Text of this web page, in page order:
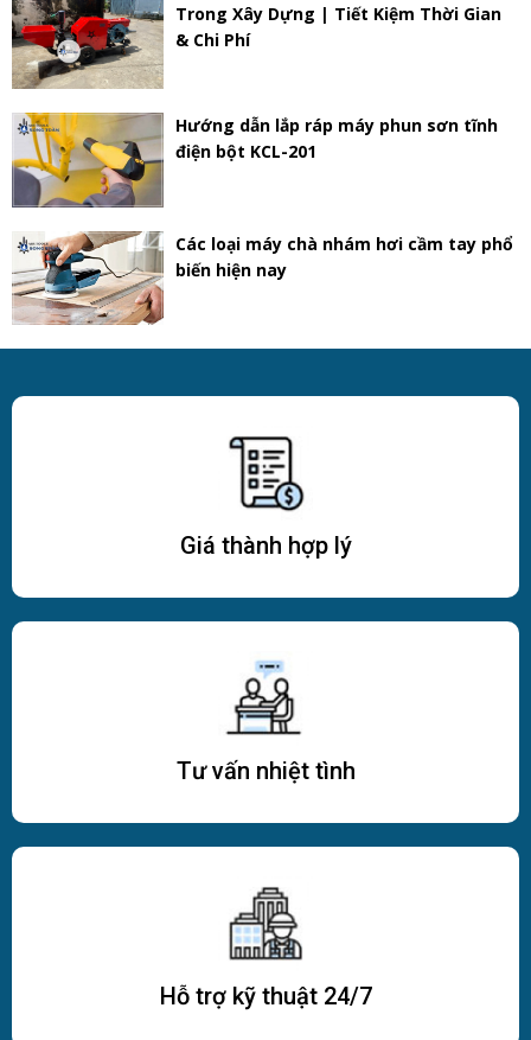
Trong Xây Dựng | Tiết Kiệm Thời Gian
& Chi Phí
Hướng dẫn lắp ráp máy phun sơn tĩnh
điện bột KCL-201
Các loại máy chà nhám hơi cầm tay phổ
biến hiện nay
Giá thành hợp lý
Tư vấn nhiệt tình
Hỗ trợ kỹ thuật 24/7